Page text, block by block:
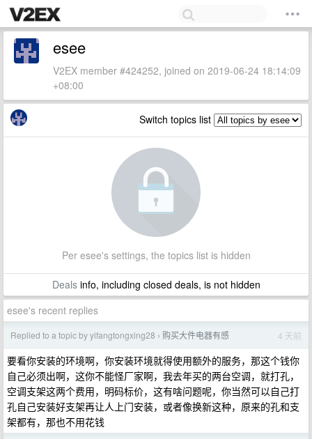
esee
V2EX member #424252, joined on 2019-06-24 18:14:09
+08:00
Switch topics list
Per esee's settings, the topics list is hidden
Dealsinfo, including closed deals, is not hidden
esee's recent replies
Replied to a topic by yifangtongxing28 › 购买大件电器有感 4 天前
要看你安装的环境啊，你安装环境就得使用额外的服务，那这个钱你
自己必须出啊，这你不能怪厂家啊，我去年买的两台空调，就打孔，
空调支架这两个费用，明码标价，这有啥问题呢，你当然可以自己打
孔自己安装好支架再让人上门安装，或者像换新这种，原来的孔和支
架都有，那也不用花钱